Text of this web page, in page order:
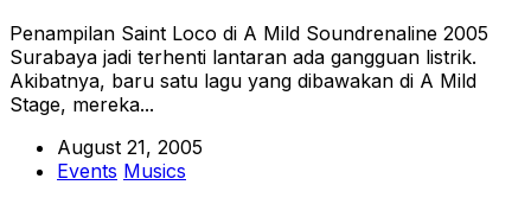
Penampilan Saint Loco di A Mild Soundrenaline 2005
Surabaya jadi terhenti lantaran ada gangguan listrik.
Akibatnya, baru satu lagu yang dibawakan di A Mild
Stage, mereka...
August 21, 2005
Events Musics